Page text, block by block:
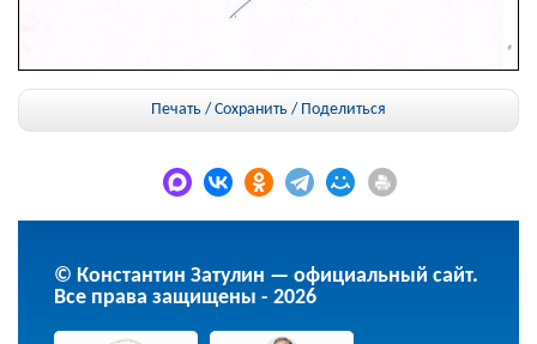
Печать / Сохранить / Поделиться
© Константин Затулин — официальный сайт.
Все права защищены - 2026